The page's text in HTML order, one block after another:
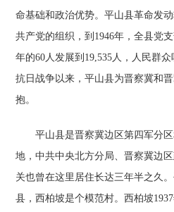
命基础和政治优势。平山县革命发
共产党的组织，到1946年，全县党
年的60人发展到19,535人，人民群
抗日战争以来，平山县为晋察冀和
抱。
平山县是晋察冀边区第四军分
地，中共中央北方分局、晋察冀边
关也曾在这里居住长达三年半之久
县，西柏坡是个模范村。西柏坡